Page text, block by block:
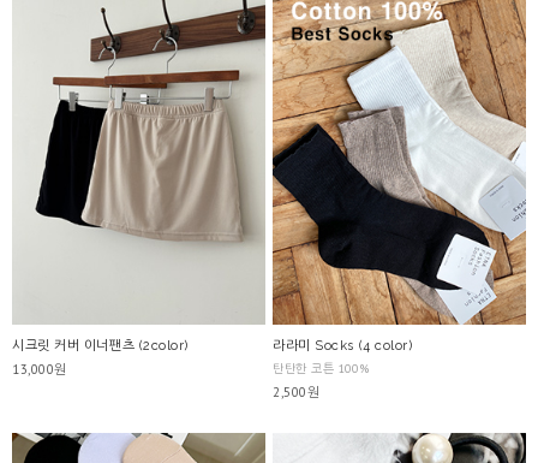
시크릿 커버 이너팬츠 (2color)
13,000원
라라미 Socks (4 color)
탄탄한 코튼 100%
2,500원